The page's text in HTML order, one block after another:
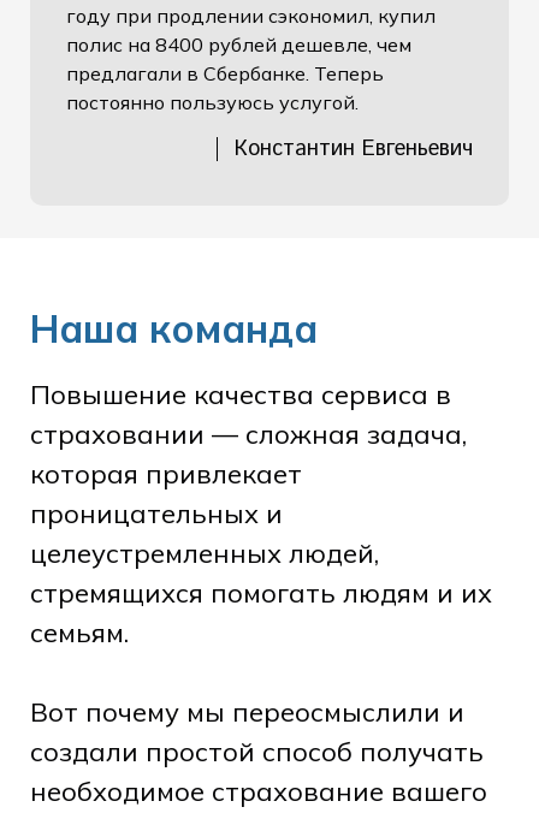
году при продлении сэкономил, купил
полис на 8400 рублей дешевле, чем
предлагали в Сбербанке. Теперь
постоянно пользуюсь услугой.
Константин Евгеньевич
Наша команда
Повышение качества сервиса в
страховании — сложная задача,
которая привлекает
проницательных и
целеустремленных людей,
стремящихся помогать людям и их
семьям.
Вот почему мы переосмыслили и
создали простой способ получать
необходимое страхование вашего